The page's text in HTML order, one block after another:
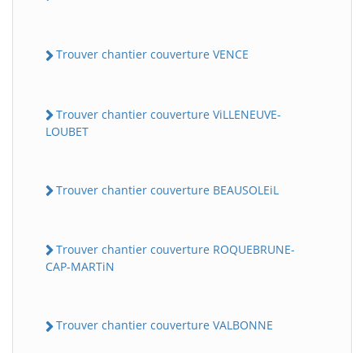
Trouver chantier couverture VENCE
Trouver chantier couverture ViLLENEUVE-
LOUBET
Trouver chantier couverture BEAUSOLEiL
Trouver chantier couverture ROQUEBRUNE-
CAP-MARTiN
Trouver chantier couverture VALBONNE